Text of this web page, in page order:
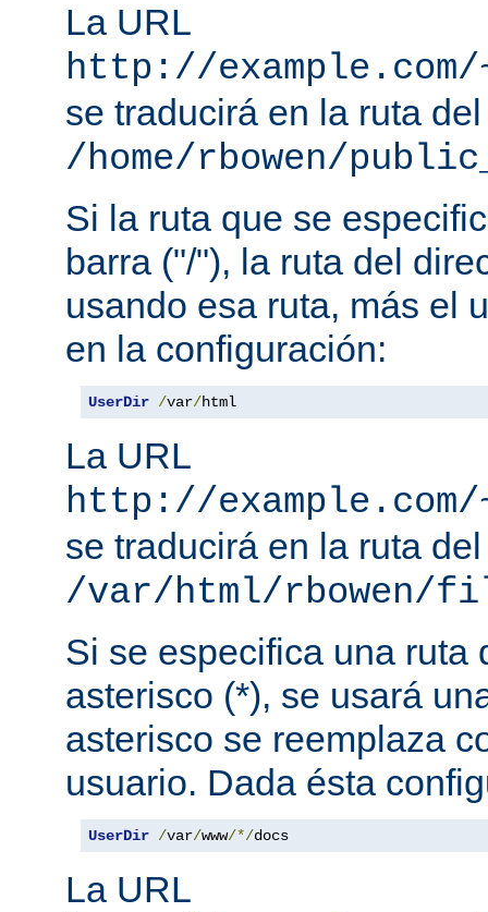
La URL
http://
se traducirá en la ruta
/home/rbowen/
Si la ruta que se
barra ("/"), la ruta del
usando esa ruta, más el
en la configuración:
UserDir /var/html
La URL
http://
se traducirá en la ruta
/var/html/rbowen/
Si se especifica una ruta
asterisco (*), se usará
asterisco se reemplaza
usuario. Dada ésta
UserDir /var/www/*/docs
La URL